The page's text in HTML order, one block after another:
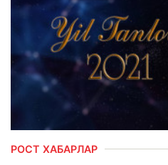
РОСТ ХАБАРЛАР